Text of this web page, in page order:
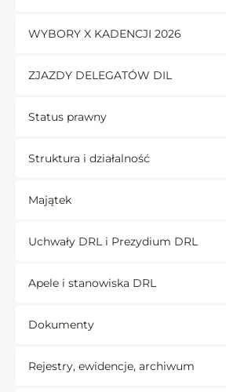
WYBORY X KADENCJI 2026
ZJAZDY DELEGATÓW DIL
Status prawny
Struktura i działalność
Majątek
Uchwały DRL i Prezydium DRL
Apele i stanowiska DRL
Dokumenty
Rejestry, ewidencje, archiwum